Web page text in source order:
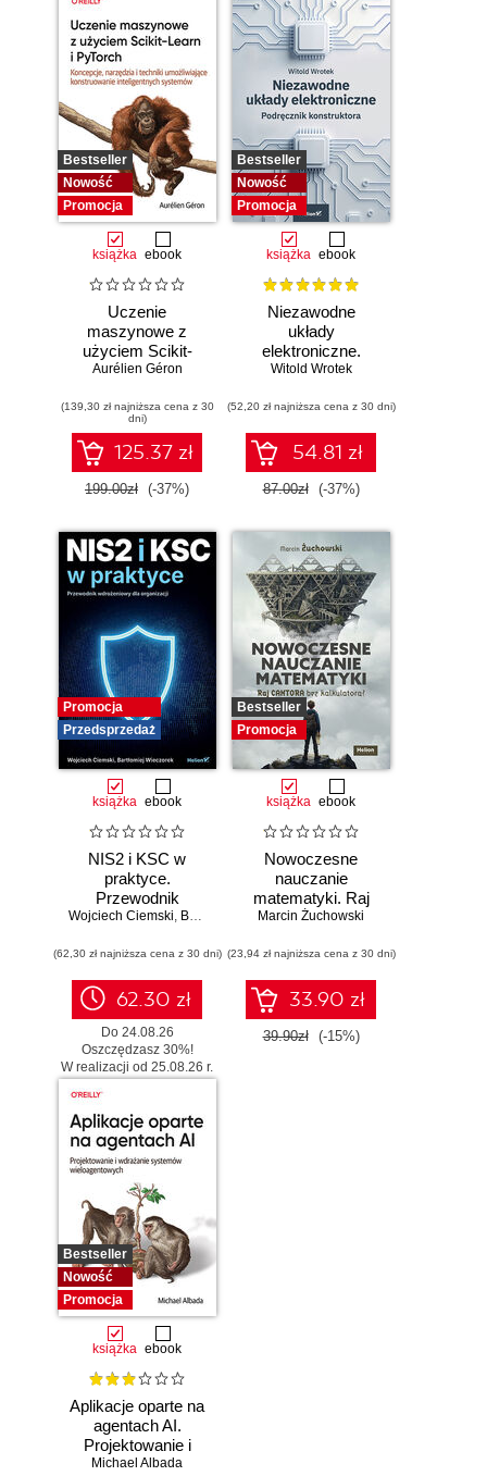
Bestseller
Nowość
Promocja
książka ebook
Uczenie
maszynowe z
użyciem Scikit-
Learn i PyTorch.
narzędzia i techniki
umożliwiające
konstruowanie
inteligentnych
systemów
Aurélien Géron
(139,30 zł najniższa cena z 30
dni)
125.37 zł
199.00zł (-37%)
Bestseller
Nowość
Promocja
książka ebook
Niezawodne
układy
elektroniczne.
Podręcznik
Witold Wrotek
(52,20 zł najniższa cena z 30 dni)
54.81 zł
87.00zł (-37%)
Promocja
Przedsprzedaż
książka ebook
NIS2 i KSC w
praktyce.
Przewodnik
wdrożeniowy dla
Wojciech Ciemski, Bartłomiej Wieczorek
(62,30 zł najniższa cena z 30 dni)
62.30 zł
Do 24.08.26
Oszczędzasz 30%!
W realizacji od 25.08.26 r.
Bestseller
Promocja
książka ebook
Nowoczesne
nauczanie
matematyki. Raj
Cantora bez
Marcin Żuchowski
(23,94 zł najniższa cena z 30 dni)
33.90 zł
39.90zł (-15%)
Bestseller
Nowość
Promocja
książka ebook
Aplikacje oparte na
agentach AI.
Projektowanie i
wdrażanie
Michael Albada